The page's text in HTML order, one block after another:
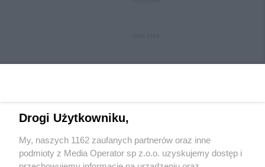
Wydawca mediówlokalnych
Drogi Użytkowniku,
My, naszych 1162 zaufanych partnerów oraz inne
podmioty z Media Operator sp z.o.o. uzyskujemy dostęp i